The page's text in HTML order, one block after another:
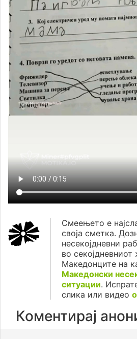
Смеењето е
своја сметка.
несекојдневни
во секојдневниот
Македонците на
Македонски
ситуации.
слика или видео
Коментирај